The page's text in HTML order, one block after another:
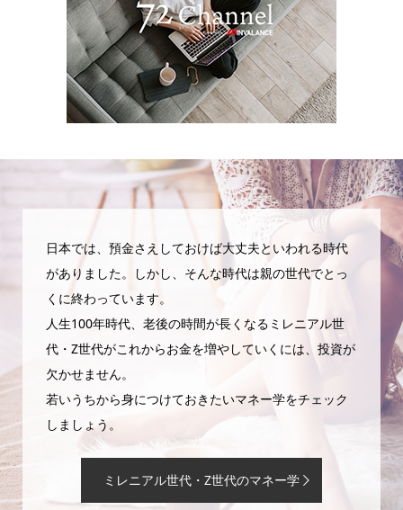
日本では、預金さえしておけば大丈夫といわれる時代
がありました。しかし、そんな時代は親の世代でとっ
くに終わっています。
人生100年時代、老後の時間が長くなるミレニアル世
代・Z世代がこれからお金を増やしていくには、投資が
欠かせません。
若いうちから身につけておきたいマネー学をチェック
しましょう。
ミレニアル世代・Z世代のマネー学